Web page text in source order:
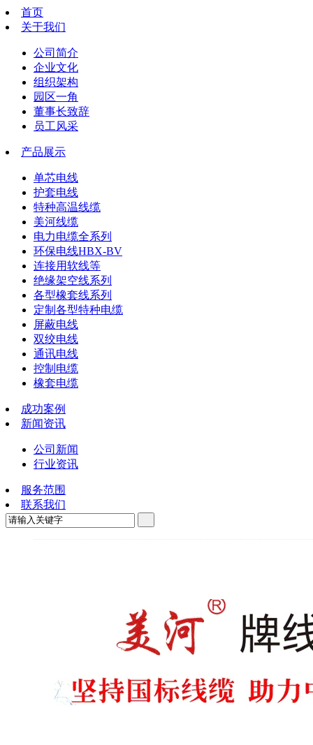
首页
关于我们
公司简介
企业文化
组织架构
园区一角
董事长致辞
员工风采
产品展示
单芯电线
护套电线
特种高温线缆
美河线缆
电力电缆全系列
环保电线HBX-BV
连接用软线等
绝缘架空线系列
各型橡套线系列
定制各型特种电缆
屏蔽电线
双绞电线
通讯电线
控制电缆
橡套电缆
成功案例
新闻资讯
公司新闻
行业资讯
服务范围
联系我们